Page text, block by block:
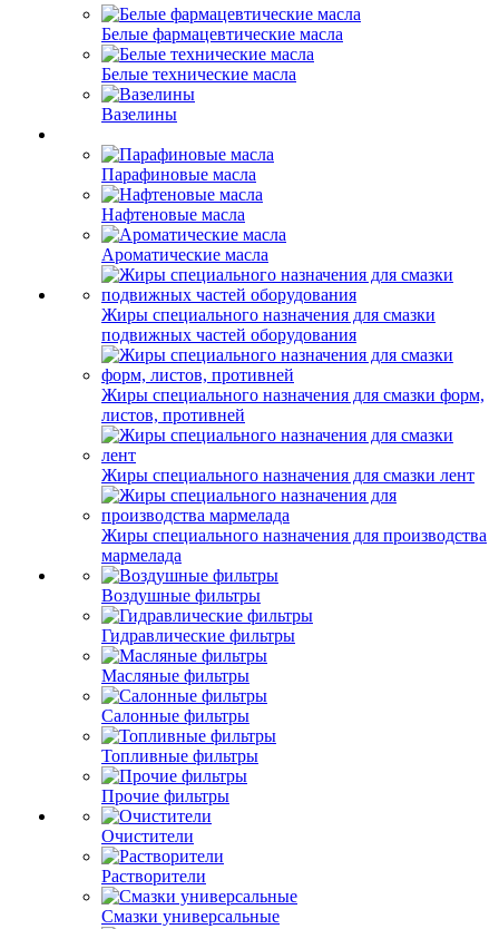
Белые фармацевтические масла
Белые технические масла
Вазелины
Парафиновые масла
Нафтеновые масла
Ароматические масла
Жиры специального назначения для смазки
подвижных частей оборудования
Жиры специального назначения для смазки форм,
листов, противней
Жиры специального назначения для смазки лент
Жиры специального назначения для производства
мармелада
Воздушные фильтры
Гидравлические фильтры
Масляные фильтры
Салонные фильтры
Топливные фильтры
Прочие фильтры
Очистители
Растворители
Смазки универсальные